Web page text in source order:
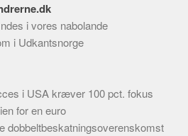
i vores nabolande
i Udkantsnorge
i USA kræver 100 pct. fokus
for en euro
dobbeltbeskatningsoverenskomst